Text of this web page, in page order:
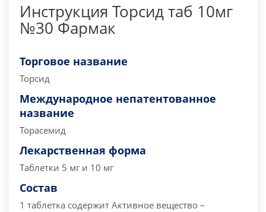
Инструкция Торсид таб 10мг
№30 Фармак
Торговое название
Торсид
Международное непатентованное
название
Торасемид
Лекарственная форма
Таблетки 5 мг и 10 мг
Состав
1 таблетка содержит Активное вещество –